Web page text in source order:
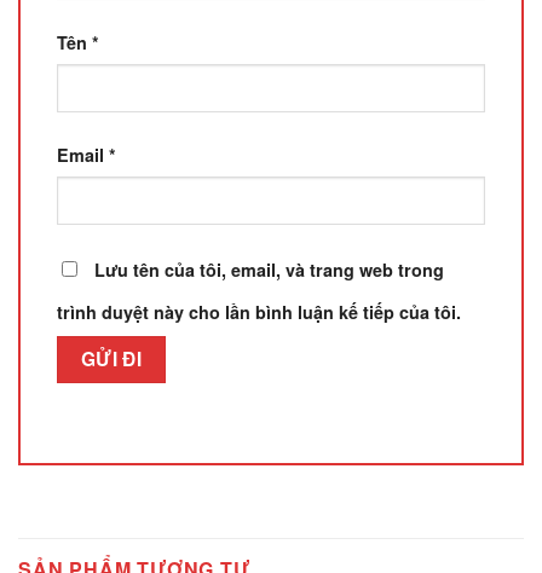
Tên *
Email *
Lưu tên của tôi, email, và trang web trong
trình duyệt này cho lần bình luận kế tiếp của tôi.